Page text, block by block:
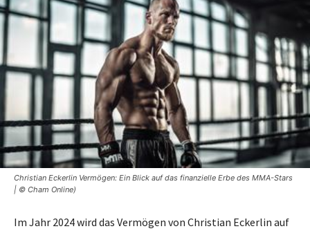
Christian Eckerlin Vermögen: Ein Blick auf das finanzielle Erbe des MMA-Stars
| © Cham Online)
Im Jahr 2024 wird das Vermögen von Christian Eckerlin auf